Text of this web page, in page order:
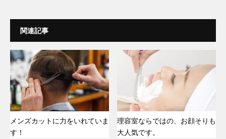
関連記事
メンズカットに力をいれていま
す！
理容室ならではの、お顔そりも
大人気です。